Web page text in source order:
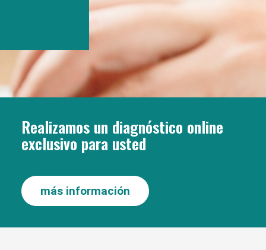
Realizamos un diagnóstico online
exclusivo para usted
más información